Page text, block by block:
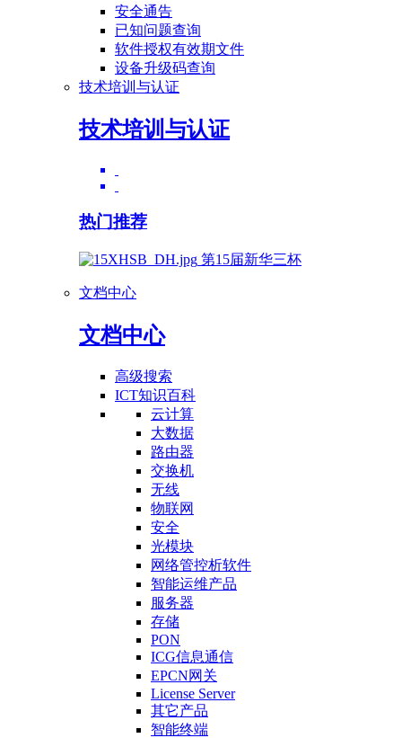
安全通告
已知问题查询
软件授权有效期文件
设备升级码查询
技术培训与认证
技术培训与认证
热门推荐
第15届新华三杯
文档中心
文档中心
高级搜索
ICT知识百科
云计算
大数据
路由器
交换机
无线
物联网
安全
光模块
网络管控析软件
智能运维产品
服务器
存储
PON
ICG信息通信
EPCN网关
License Server
其它产品
智能终端